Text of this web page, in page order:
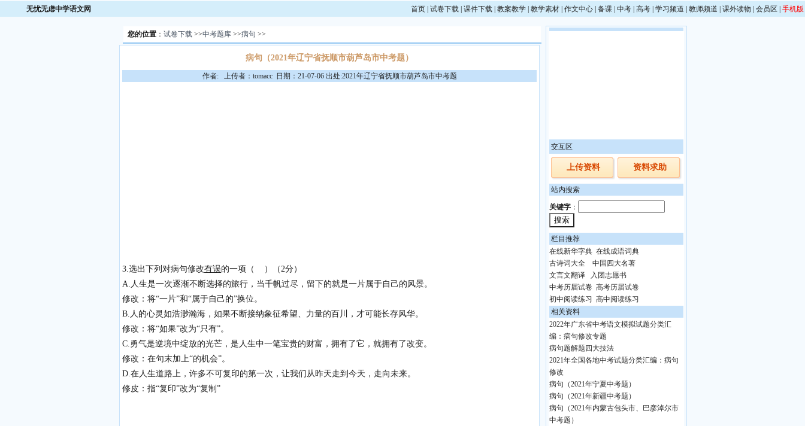
无忧无虑中学语文网 首页 试卷下载 课件下载 教案教学 教学素材 作文中心 备课 中考 高考 学习频道 教师频道 课外读物 会员区 手机版
您的位置： 试卷下载>>中考题库>>病句 >>
病句（2021年辽宁省抚顺市葫芦岛市中考题）
作者: 上传者：tomacc 日期：21-07-06 出处:2021年辽宁省抚顺市葫芦岛市中考题
3.选出下列对病句修改有误的一项（ ）（2分）
A.人生是一次逐渐不断选择的旅行，当千帆过尽，留下的就是一片属于自己的风景。
修改：将“一片”和“属于自己的”换位。
B.人的心灵如浩渺瀚海，如果不断接纳象征希望、力量的百川，才可能长存风华。
修改：将“如果”改为“只有”。
C.勇气是逆境中绽放的光芒，是人生中一笔宝贵的财富，拥有了它，就拥有了改变。
修改：在句末加上“的机会”。
D.在人生道路上，许多不可复印的第一次，让我们从昨天走到今天，走向未来。
修皮：指“复印”改为“复制”
交互区
上传资料 资料求助
站内搜索
关键字 ：
栏目推荐
在线新华字典 在线成语词典
古诗词大全
中国四大名著
文言文翻译
入团志愿书
中考历届试卷 高考历届试卷
初中阅读练习
高中阅读练习
相关资料
2022年广东省中考语文模拟试题分类汇
编：病句修改专题
病句题解题四大技法
2021年全国各地中考试题分类汇编：病句
修改
病句（2021年宁夏中考题）
病句（2021年新疆中考题）
病句（2021年内蒙古包头市、巴彦淖尔市
中考题）